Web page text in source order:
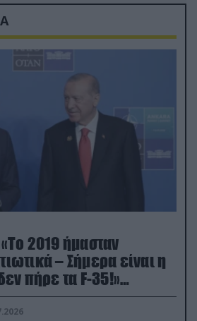
2019 ήμασταν
– Σήμερα είναι η
πήρε τα F-35!»